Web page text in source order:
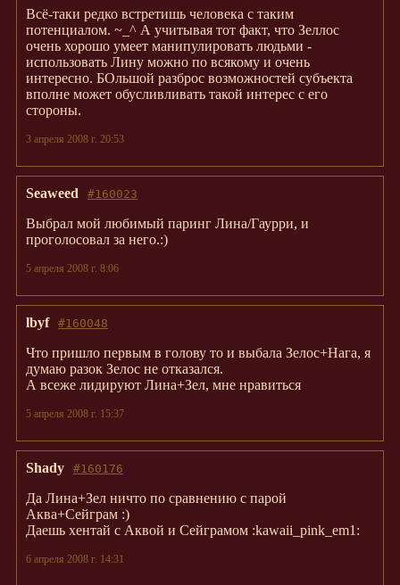
Всё-таки редко встретишь человека с таким
потенциалом. ~_^ А учитывая тот факт, что Зеллос
очень хорошо умеет манипулировать людьми -
использовать Лину можно по всякому и очень
интересно. БОльшой разброс возможностей субъекта
вполне может обусливливать такой интерес с его
стороны.
3 апреля 2008 г. 20:53
#160023
Seaweed
Выбрал мой любимый паринг Лина/Гаурри, и
проголосовал за него.:)
5 апреля 2008 г. 8:06
#160048
lbyf
Что пришло первым в голову то и выбала Зелос+Нага, я
думаю разок Зелос не отказался.
А всеже лидируют Лина+Зел, мне нравиться
5 апреля 2008 г. 15:37
#160176
Shady
Да Лина+Зел ничто по сравнению с парой
Аква+Сейграм :)
Даешь хентай с Аквой и Сейграмом :kawaii_pink_em1:
6 апреля 2008 г. 14:31